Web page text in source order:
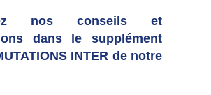
nos conseils et
dans le supplément
INTER de notre